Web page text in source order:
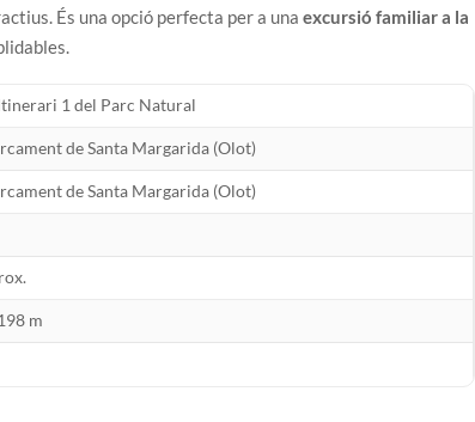
És una opció perfecta per a unaexcursió familiar a la
1 del Parc Natural
de Santa Margarida (Olot)
de Santa Margarida (Olot)
m